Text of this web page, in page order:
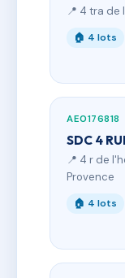
📍 4 tra
🏠 4 lots
AE0176818
SDC 4
📍 4 r de
Provence
🏠 4 lots